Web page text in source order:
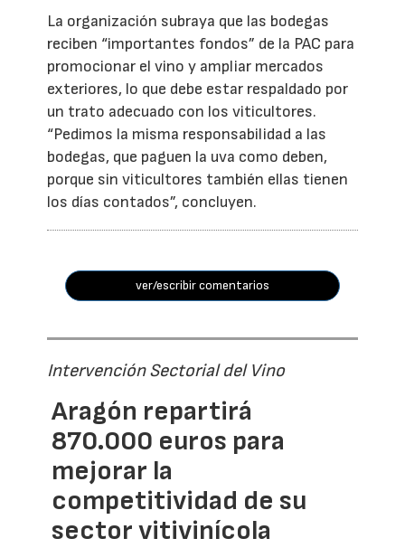
La organización subraya que las bodegas
reciben “importantes fondos” de la PAC para
promocionar el vino y ampliar mercados
exteriores, lo que debe estar respaldado por
un trato adecuado con los viticultores.
“Pedimos la misma responsabilidad a las
bodegas, que paguen la uva como deben,
porque sin viticultores también ellas tienen
los días contados”, concluyen.
ver/escribir comentarios
Intervención Sectorial del Vino
Aragón repartirá
870.000 euros para
mejorar la
competitividad de su
sector vitivinícola